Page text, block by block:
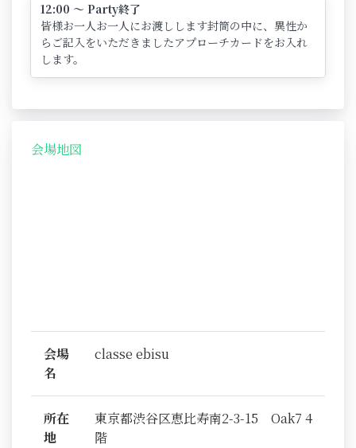
12:00 ～ Party終了
皆様お一人お一人にお渡しします封筒の中に、異性か
らご記入をいただきましたアプローチカードをお入れ
します。
会場地図
会場
名
classe ebisu
所在
地
東京都渋谷区恵比寿南2-3-15 Oak7 4
階